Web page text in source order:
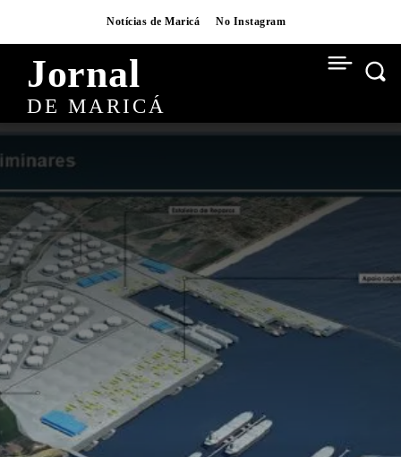
Notícias de Maricá No Instagram
Jornal
DE MARICÁ